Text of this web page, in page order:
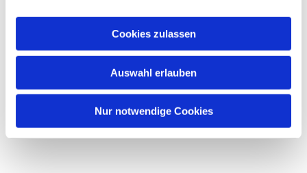
Cookies zulassen
Auswahl erlauben
Nur notwendige Cookies